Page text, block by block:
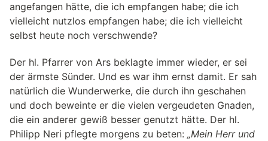
angefangen hätte, die ich empfangen habe; die ich
vielleicht nutzlos empfangen habe; die ich vielleicht
selbst heute noch verschwende?
Der hl. Pfarrer von Ars beklagte immer wieder, er sei
der ärmste Sünder. Und es war ihm ernst damit. Er sah
natürlich die Wunderwerke, die durch ihn geschahen
und doch beweinte er die vielen vergeudeten Gnaden,
die ein anderer gewiß besser genutzt hätte. Der hl.
Philipp Neri pflegte morgens zu beten: „Mein Herr und